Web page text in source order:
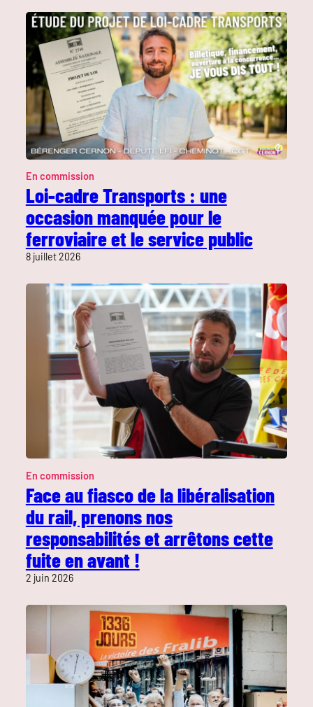
En commission
Loi-cadre Transports : une
occasion manquée pour le
ferroviaire et le service public
8 juillet 2026
En commission
Face au fiasco de la libéralisation
du rail, prenons nos
responsabilités et arrêtons cette
fuite en avant !
2 juin 2026